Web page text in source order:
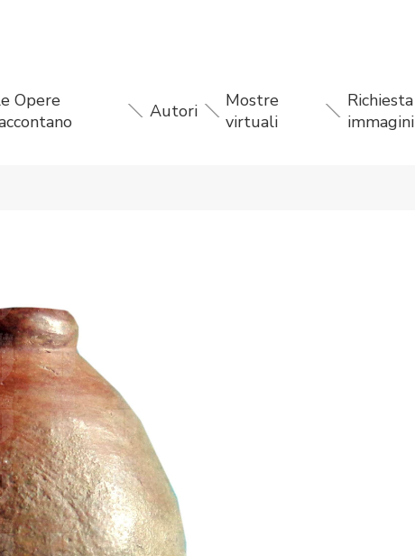
Opere
Autori
Mostre
virtuali
Richiesta
immagini